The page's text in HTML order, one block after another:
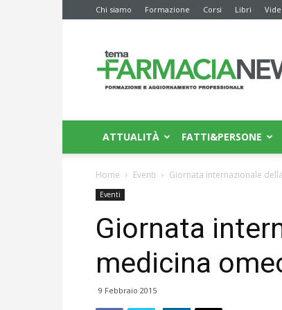
Chi siamo Formazione Corsi Libri
News
ATTUALITÀ FATTI&PERSONE
Home Eventi Giornata internazionale
Eventi
Giornata
medicina
9 Febbraio 2015